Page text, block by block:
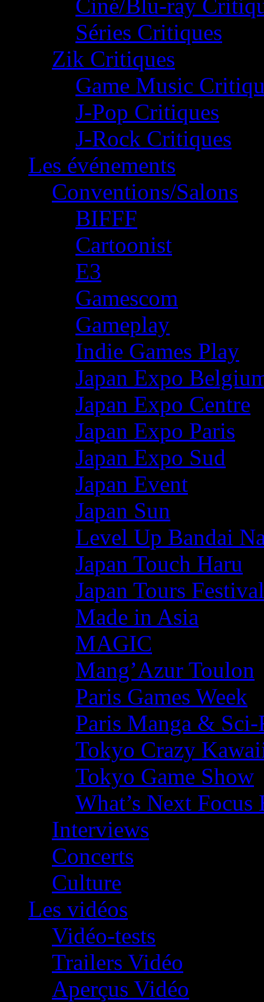
Ciné/Blu-ray
Séries Critiques
Zik Critiques
Game Music
J-Pop Critiques
J-Rock Critiques
Les événements
Conventions/Salons
BIFFF
Cartoonist
E3
Gamescom
Gameplay
Indie Games Play
Japan Expo
Japan Expo Centre
Japan Expo Paris
Japan Expo Sud
Japan Event
Japan Sun
Level Up Bandai
Japan Touch Haru
Japan Tours Festival
Made in Asia
MAGIC
Mang’Azur Toulon
Paris Games Week
Paris Manga &
Tokyo Crazy
Tokyo Game Show
What’s Next
Interviews
Concerts
Culture
Les vidéos
Vidéo-tests
Trailers Vidéo
Aperçus Vidéo